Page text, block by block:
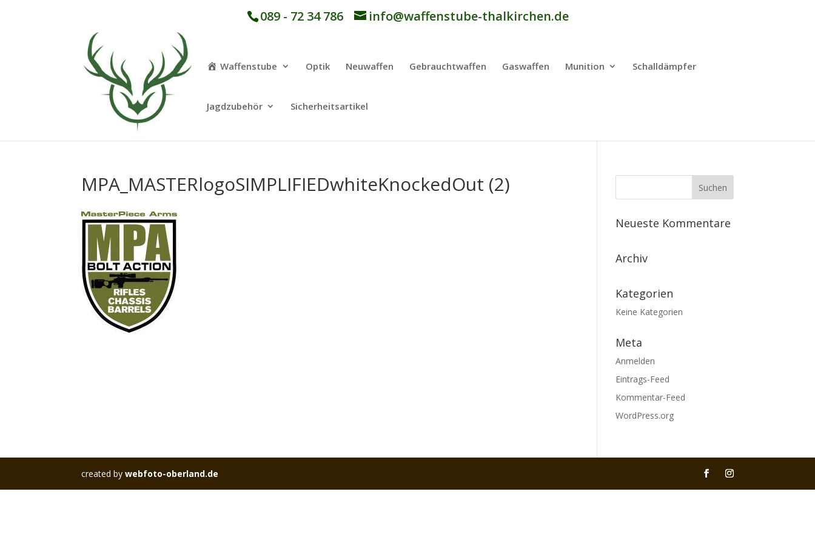
089 - 72 34 786 info@waffenstube-thalkirchen.de
Waffenstube Optik Neuwaffen Gebrauchtwaffen Gaswaffen Munition Schalldämpfer
Jagdzubehör Sicherheitsartikel
MPA_MASTERlogoSIMPLIFIEDwhiteKnockedOut (2)
Neueste Kommentare
Archiv
Kategorien
Keine Kategorien
Meta
Anmelden
Eintrags-Feed
Kommentar-Feed
WordPress.org
created bywebfoto-oberland.de